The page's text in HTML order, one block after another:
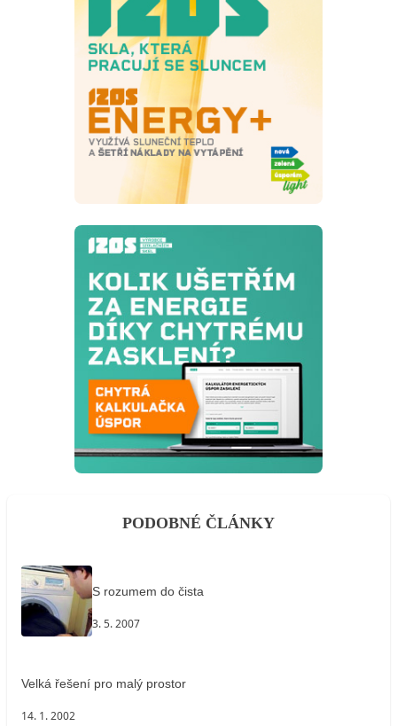
PODOBNÉ ČLÁNKY
S rozumem do čista
3. 5. 2007
Velká řešení pro malý prostor
14. 1. 2002